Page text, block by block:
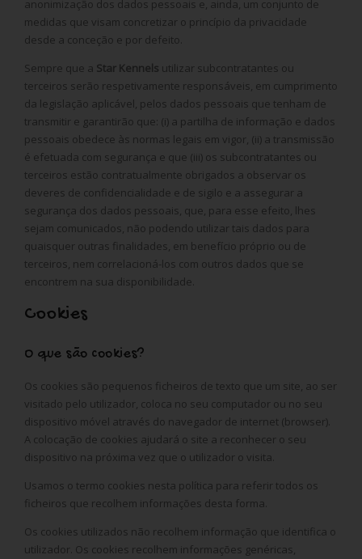
anonimização dos dados pessoais e, ainda, um conjunto de
medidas que visam concretizar o princípio da privacidade
desde a conceção e por defeito.
Sempre que a Star Kennels utilizar subcontratantes ou
terceiros serão respetivamente responsáveis, em cumprimento
da legislação aplicável, pelos dados pessoais que tenham de
transmitir e garantirão que: (i) a partilha de informação e dados
pessoais obedece às normas legais em vigor, (ii) a transmissão
é efetuada com segurança e que (iii) os subcontratantes ou
terceiros estão contratualmente obrigados a observar os
deveres de confidencialidade e de sigilo e a assegurar a
segurança dos dados pessoais, que, para esse efeito, lhes
sejam comunicados, não podendo utilizar tais dados para
quaisquer outras finalidades, em benefício próprio ou de
terceiros, nem correlacioná-los com outros dados que se
encontrem na sua disponibilidade.
Cookies
O que são cookies?
Os cookies são pequenos ficheiros de texto que um site, ao ser
visitado pelo utilizador, coloca no seu computador ou no seu
dispositivo móvel através do navegador de internet (browser).
A colocação de cookies ajudará o site a reconhecer o seu
dispositivo na próxima vez que o utilizador o visita.
Usamos o termo cookies nesta política para referir todos os
ficheiros que recolhem informações desta forma.
Os cookies utilizados não recolhem informação que identifica o
utilizador. Os cookies recolhem informações genéricas,